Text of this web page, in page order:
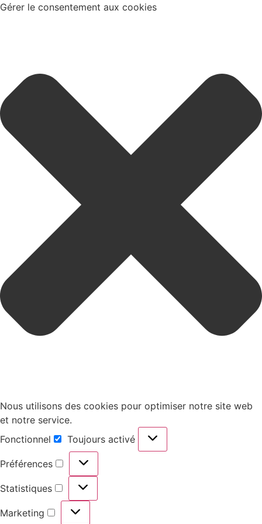
Gérer le consentement aux cookies
Nous utilisons des cookies pour optimiser notre site web
et notre service.
Fonctionnel
Fonctionnel
Toujours activé
Préférences
Préférences
Statistiques
Statistiques
Marketing
Marketing